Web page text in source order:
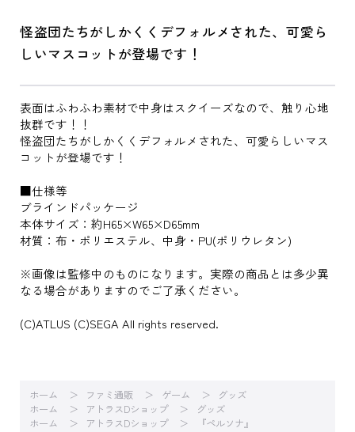
怪盗団たちがしかくくデフォルメされた、可愛ら
しいマスコットが登場です！
表面はふわふわ素材で中身はスクイーズなので、触り心地
抜群です！！
怪盗団たちがしかくくデフォルメされた、可愛らしいマス
コットが登場です！
■仕様等
ブラインドパッケージ
本体サイズ：約H65×W65×D65mm
材質：布・ポリエステル、中身・PU(ポリウレタン)
※画像は監修中のものになります。実際の商品とは多少異
なる場合がありますのでご了承ください。
(C)ATLUS (C)SEGA All rights reserved.
ホーム ファミ通販 ゲーム
グッズ
ホーム
アトラスDショップ
グッズ
ホーム
アトラスDショップ
『ペルソナ』